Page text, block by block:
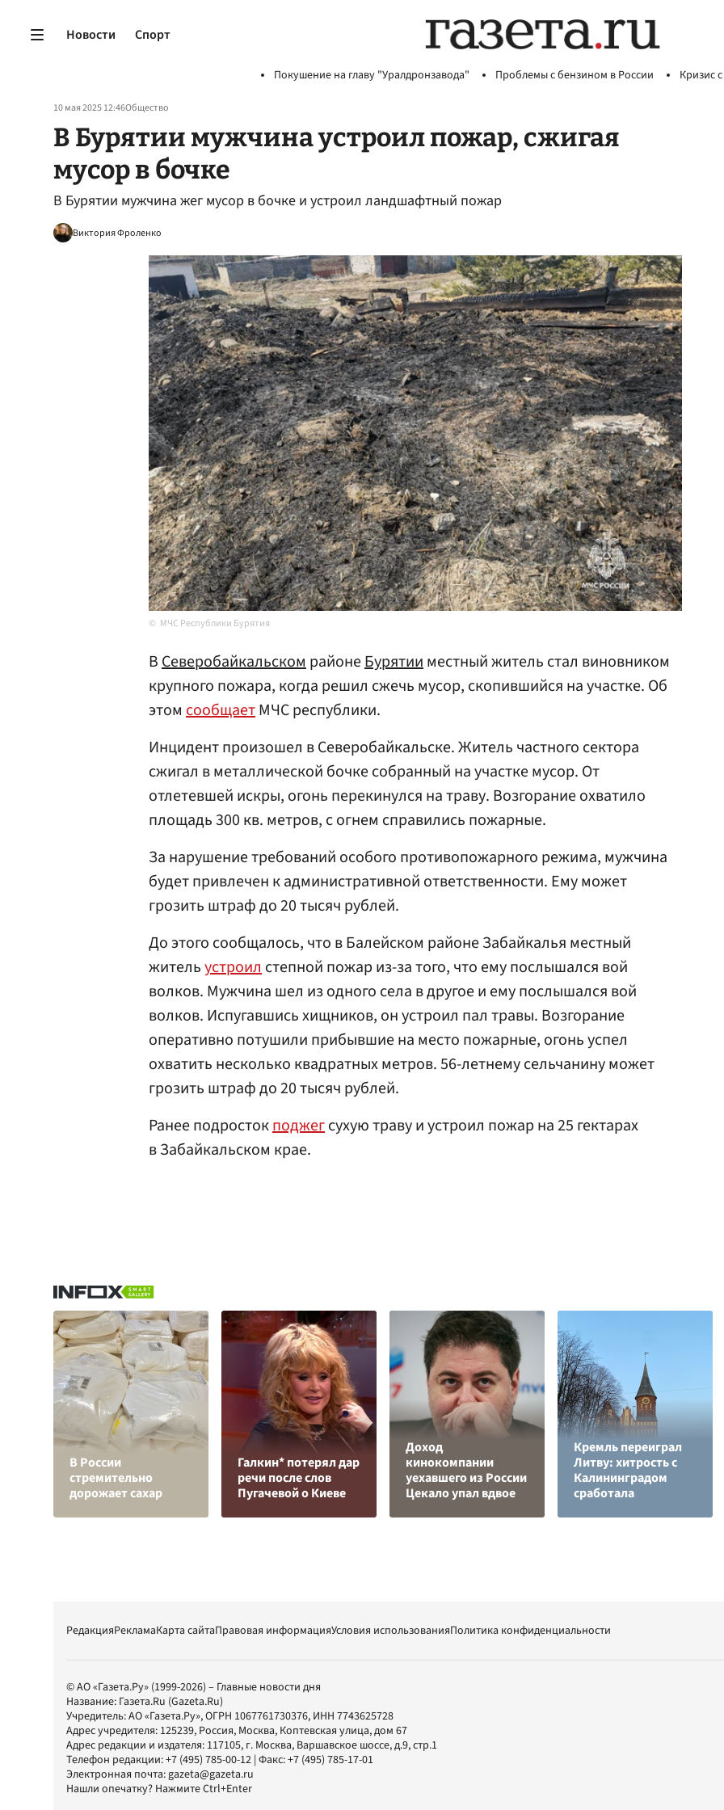
Новости Спорт
Покушение на главу "Уралдронзавода" Проблемы с бензином в России Кризис
10 мая 2025 12:46Общество
В Бурятии мужчина устроил пожар, сжигая
мусор в бочке
В Бурятии мужчина жег мусор в бочке и устроил ландшафтный пожар
Виктория Фроленко
МЧС Республики Бурятия
ВСеверобайкальскомрайонеБурятииместный житель стал виновником
крупного пожара, когда решил сжечь мусор, скопившийся на участке. Об
этом сообщаетМЧС республики.
Инцидент произошел в Северобайкальске. Житель частного сектора
сжигал в металлической бочке собранный на участке мусор. От
отлетевшей искры, огонь перекинулся на траву. Возгорание охватило
площадь 300 кв. метров, с огнем справились пожарные.
За нарушение требований особого противопожарного режима, мужчина
будет привлечен к административной ответственности. Ему может
грозить штраф до 20 тысяч рублей.
До этого сообщалось, что в Балейском районе Забайкалья местный
жительустроилстепной пожар из-за того, что ему послышался вой
волков. Мужчина шел из одного села в другое и ему послышался вой
волков. Испугавшись хищников, он устроил пал травы. Возгорание
оперативно потушили прибывшие на место пожарные, огонь успел
охватить несколько квадратных метров. 56-летнему сельчанину может
грозить штраф до 20 тысяч рублей.
Ранее подростокподжегсухую траву и устроил пожар на 25 гектарах
в Забайкальском крае.
В России
стремительно
дорожает сахар
Галкин* потерял дар
речи после слов
Пугачевой о Киеве
Доход
кинокомпании
уехавшего из России
Цекало упал вдвое
Кремль переиграл
Литву: хитрость с
Калининградом
сработала
РедакцияРекламаКарта сайтаПравовая информацияУсловия использованияПолитика конфиденциальности
© АО «Газета.Ру» (1999-2026) – Главные новости дня
Название: Газета.Ru (Gazeta.Ru)
Учредитель:АО «Газета.Ру», ОГРН 1067761730376, ИНН 7743625728
Адрес учредителя: 125239, Россия, Москва, Коптевская улица, дом 67
Адрес редакции и издателя: 117105, г. Москва, Варшавское шоссе, д.9, стр.1
Телефон редакции:+7 (495) 785-00-12 | Факс:+7 (495) 785-17-01
Электронная почта:gazeta@gazeta.ru
Нашли опечатку? Нажмите Ctrl+Enter